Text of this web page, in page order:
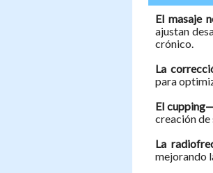
El masaje
ajustan
crónico.
La
para
El
creación de
La
mejorando